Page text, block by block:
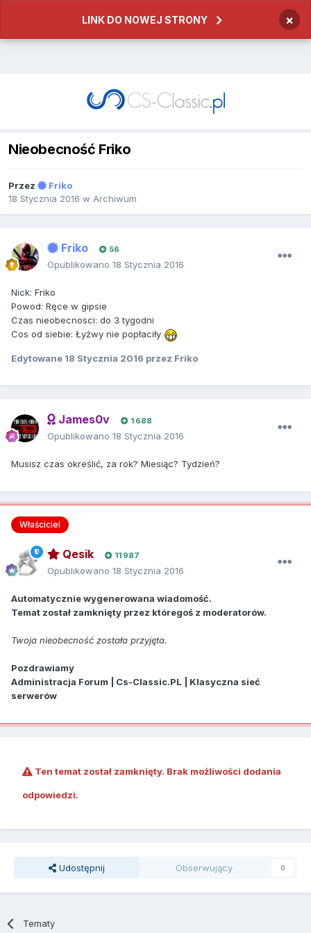
LINK DO NOWEJ STRONY ×
Nieobecność Friko
Przez
Friko
18 Stycznia 2016 w Archiwum
Friko 56
Opublikowano 18 Stycznia 2016
Nick: Friko
Powod: Ręce w gipsie
Czas nieobecnosci: do 3 tygodni
Cos od siebie: Łyżwy nie popłaciły
Edytowane 18 Stycznia 2016 przez Friko
James0v 1 688
Opublikowano 18 Stycznia 2016
Musisz czas określić, za rok? Miesiąc? Tydzień?
Właściciel
Qesik 11 987
Opublikowano 18 Stycznia 2016
Automatycznie wygenerowana wiadomość.
Temat został zamknięty przez któregoś z moderatorów.
Twoja nieobecność została przyjęta.
Pozdrawiamy
Administracja Forum | Cs-Classic.PL | Klasyczna sieć
serwerów
Ten temat został zamknięty. Brak możliwości dodania
odpowiedzi.
Udostępnij Obserwujący 0
Tematy